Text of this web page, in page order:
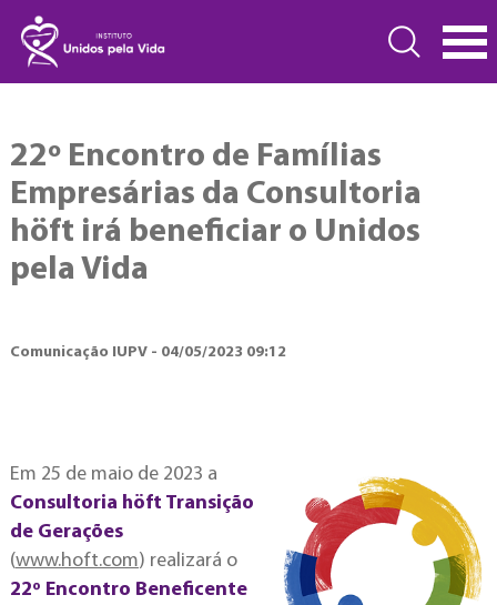
22º Encontro de Famílias
Empresárias da Consultoria
höft irá beneficiar o Unidos
pela Vida
Comunicação IUPV - 04/05/2023 09:12
Em 25 de maio de 2023 a
Consultoria höft Transição
de Gerações
(www.hoft.com) realizará o
22º Encontro Beneficente